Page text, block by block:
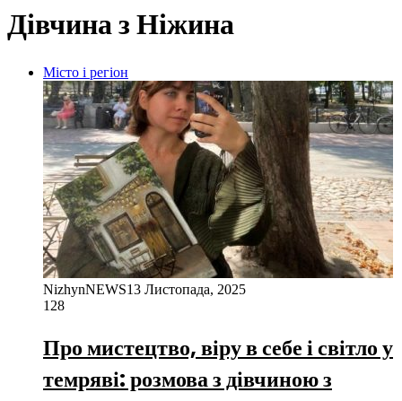
Дівчина з Ніжина
Місто і регіон
NizhynNEWS13 Листопада, 2025
128
Про мистецтво, віру в себе і світло у
темряві: розмова з дівчиною з